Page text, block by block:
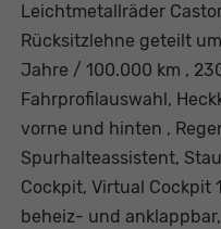
Leichtmetallräder
Rücksitzlehne geteilt
Jahre / 100.000 km ,
Fahrprofilauswahl,
vorne und hinten ,
Spurhalteassistent,
Cockpit, Virtual Cockpit
beheiz- und